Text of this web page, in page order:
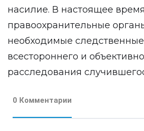
насилие. В настоящее время
правоохранительные
необходимые
всестороннего и
расследования
0 Комментарии